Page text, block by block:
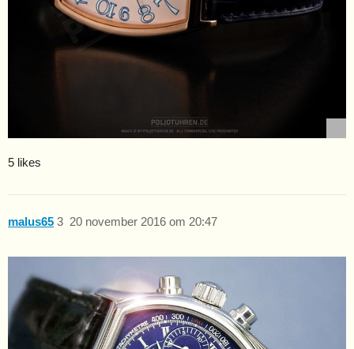
5 likes
malus65 20 november 2016 om 20:47
3